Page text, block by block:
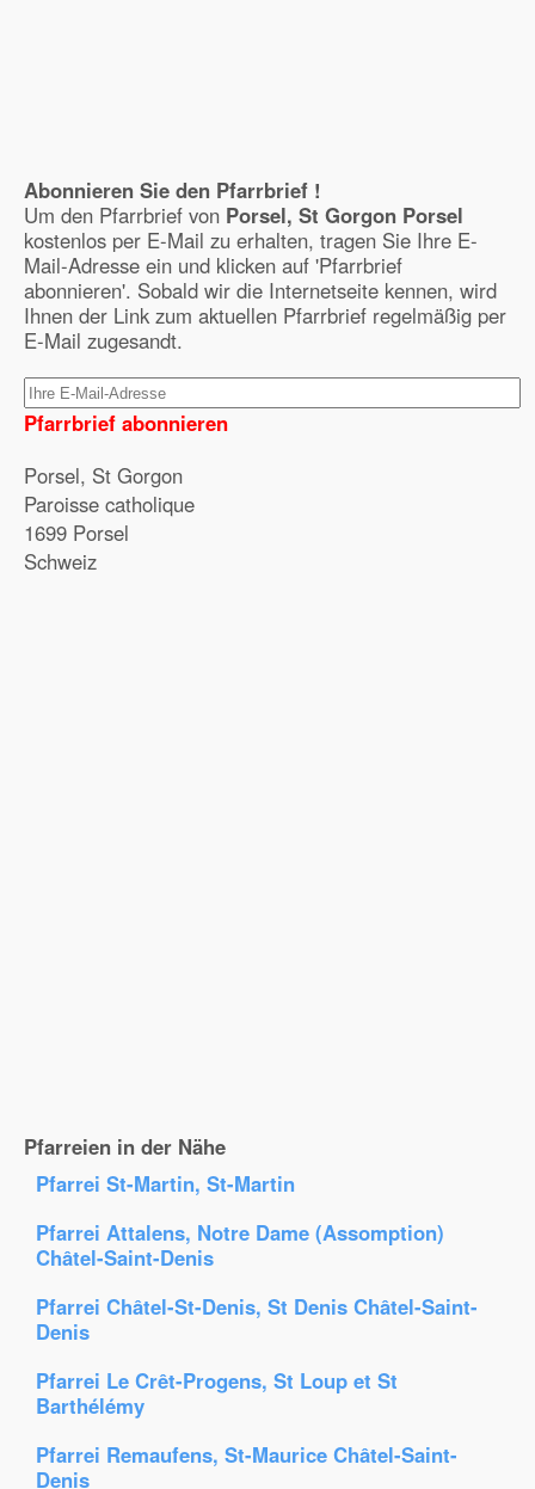
Abonnieren Sie den Pfarrbrief !
Um den Pfarrbrief von Porsel, St Gorgon Porsel
kostenlos per E-Mail zu erhalten, tragen Sie Ihre E-
Mail-Adresse ein und klicken auf 'Pfarrbrief
abonnieren'. Sobald wir die Internetseite kennen, wird
Ihnen der Link zum aktuellen Pfarrbrief regelmäßig per
E-Mail zugesandt.
Pfarrbrief abonnieren
Porsel, St Gorgon
Paroisse catholique
1699 Porsel
Schweiz
Pfarreien in der Nähe
Pfarrei St-Martin, St-Martin
Pfarrei Attalens, Notre Dame (Assomption)
Châtel-Saint-Denis
Pfarrei Châtel-St-Denis, St Denis Châtel-Saint-
Denis
Pfarrei Le Crêt-Progens, St Loup et St
Barthélémy
Pfarrei Remaufens, St-Maurice Châtel-Saint-
Denis